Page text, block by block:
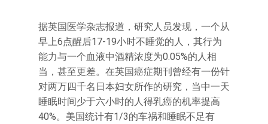
据英国医学杂志报道，研究人员发现，一个从
早上6点醒后17-19小时不睡觉的人，其行为
能力与一个血液中酒精浓度为0.05%的人相
当，甚至更差。在英国癌症期刊曾经有一份针
对两万四千名日本妇女所作的研究，当中一天
睡眠时间少于六小时的人得乳癌的机率提高
40%。美国统计有1/3的车祸和睡眠不足有